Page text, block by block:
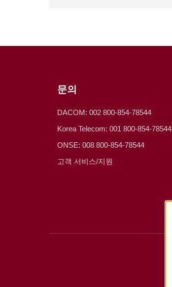
문의
DACOM: 002 800-854-78544
Korea Telecom: 001 800-854-78544
ONSE: 008 800-854-78544
고객 서비스/지원